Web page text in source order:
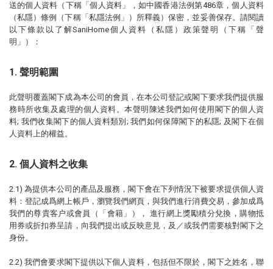
送的個人資料（下稱「個人資料」，如中國香港法例第486章，個人資料
（私隱）條例（下稱「私隱法例」）所釋義）保密，並妥善保存。請閱讀
以下條款以了解SaniHome個人資料（私隱）政策聲明（下稱「聲
明」）：
1. 聲明範圍
此聲明覆蓋閣下成為本公司的會員，在本公司登記或閣下要求我們提供服
務時所收集及處理的個人資料。本聲明陳述我們如何使用閣下的個人資
料; 我們收集閣下的個人資料類別; 我們如何保障閣下的私隱; 及閣下在個
人資料上的權益。
2. 個人資料之收集
2.1) 為提供本公司的產品及服務，閣下會在下列情況下被要求提供個人資
料：登記成爲網上帳戶，瀏覽我們網頁，與我們進行消費交易，參加成爲
我們的尊貴客户或會員（「會籍」）， 進行網上獎勵積分兌換，購物抵
用券或折扣券呈請，向我們提出或反映意見，及／或我們需要核對閣下之
身份。
2.2) 我們會要求閣下提供以下個人資料，包括但不限於，閣下之姓名，聯